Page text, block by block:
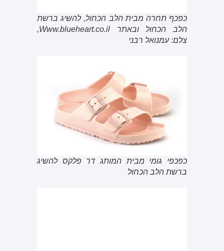
כפכף תחרה מבית הלב הכחול, להשיג ברשת
הלב הכחול ובאתר Www.blueheart.co.il,
צלם: עמנואל רבני
כפכפי גומי מבית המותג דר פלקס להשיג
ברשת הלב הכחול